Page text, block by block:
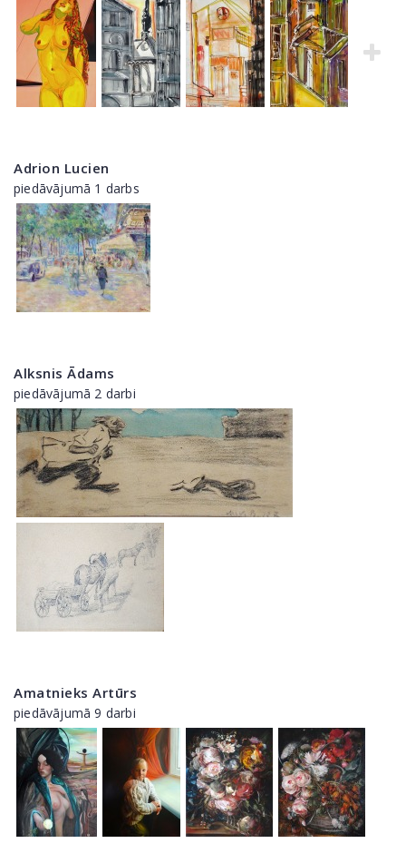
Adrion Lucien
piedāvājumā 1 darbs
Alksnis Ādams
piedāvājumā 2 darbi
Amatnieks Artūrs
piedāvājumā 9 darbi